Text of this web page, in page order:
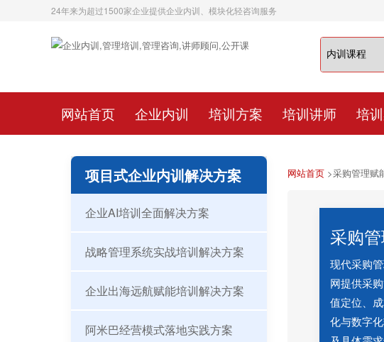
24年来为超过1500家企业提供企业内训、模块化轻咨询服务
网站首页 企业内训 培训方案 培训讲师 培
网站首页>采购管理赋
采购
现代采购
网提供采
值定位、
化与数字
项目式企业内训解决方案
企业AI培训全面解决方案
战略管理系统实战培训解决方案
企业出海远航赋能培训解决方案
阿米巴经营模式落地实践方案